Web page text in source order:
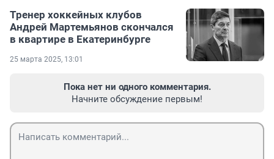
Тренер хоккейных клубов
Андрей Мартемьянов скончался
в квартире в Екатеринбурге
25 марта 2025, 13:01
Пока нет ни одного комментария.
Начните обсуждение первым!